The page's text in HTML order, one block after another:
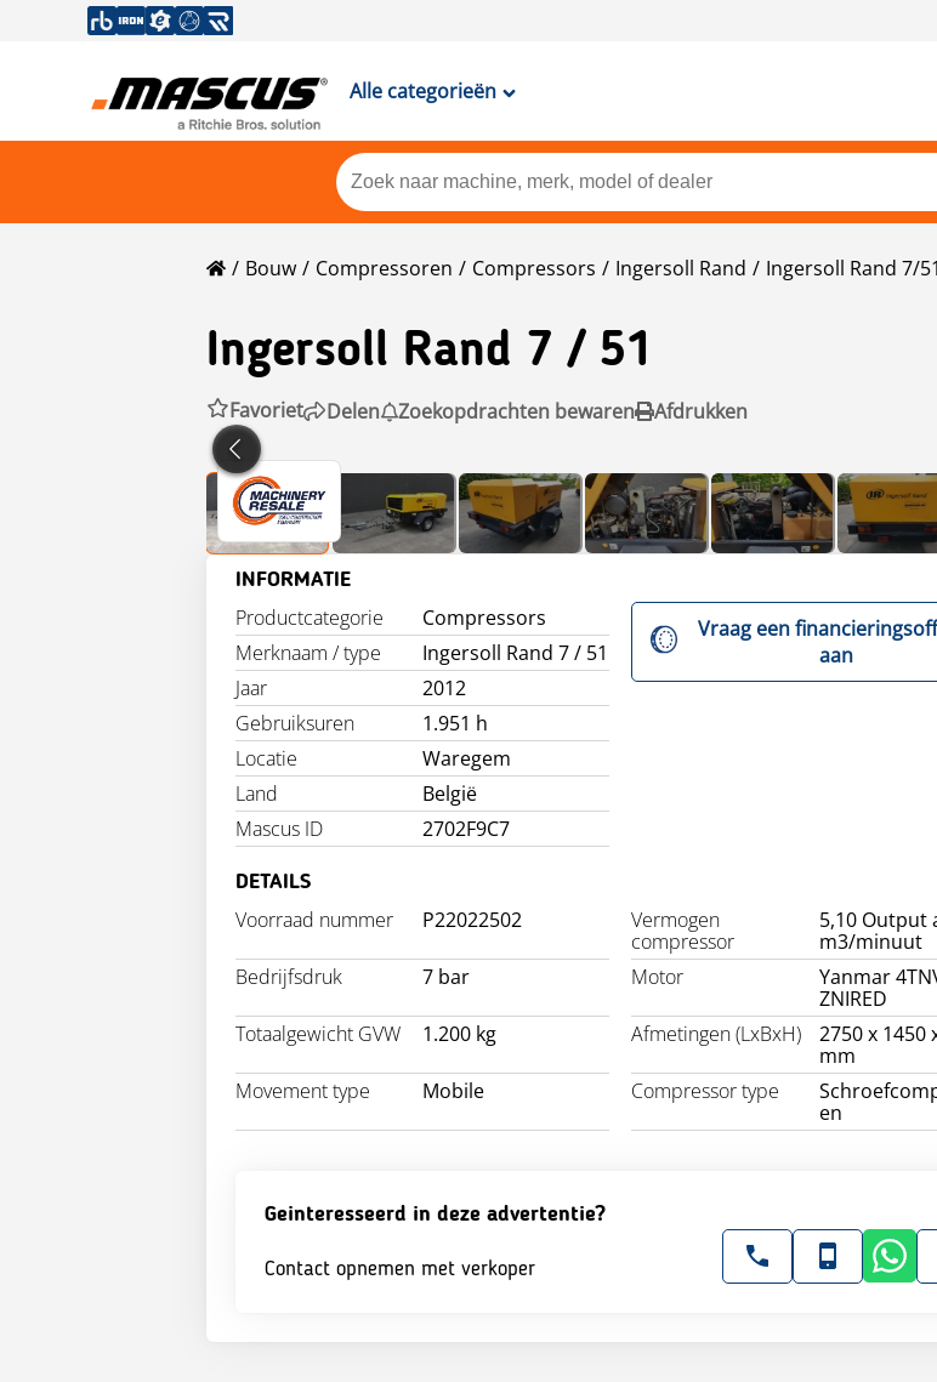
Alle categorieën
Bouw Compressoren Compressors Ingersoll Rand Ingersoll Rand 7/51
Ingersoll Rand 7 / 51
Favoriet Delen Zoekopdrachten bewaren Afdrukken
INFORMATIE
Productcategorie
Compressors
Merknaam / type
Ingersoll Rand 7 / 51
Jaar
2012
Gebruiksuren
1.951 h
Locatie
Waregem
Land
België
Mascus ID
2702F9C7
Vraag een
aan
DETAILS
Voorraad nummer P22022502
Vermogen
compressor
5,10 Output
m3/minuut
Bedrijfsdruk
7 bar Motor
Yanmar
ZNIRED
Totaalgewicht GVW
1.200 kg Afmetingen (LxBxH)
2750 x 1450
mm
Movement type
Mobile Compressor type
en
Geinteresseerd in deze advertentie?
Contact opnemen met verkoper